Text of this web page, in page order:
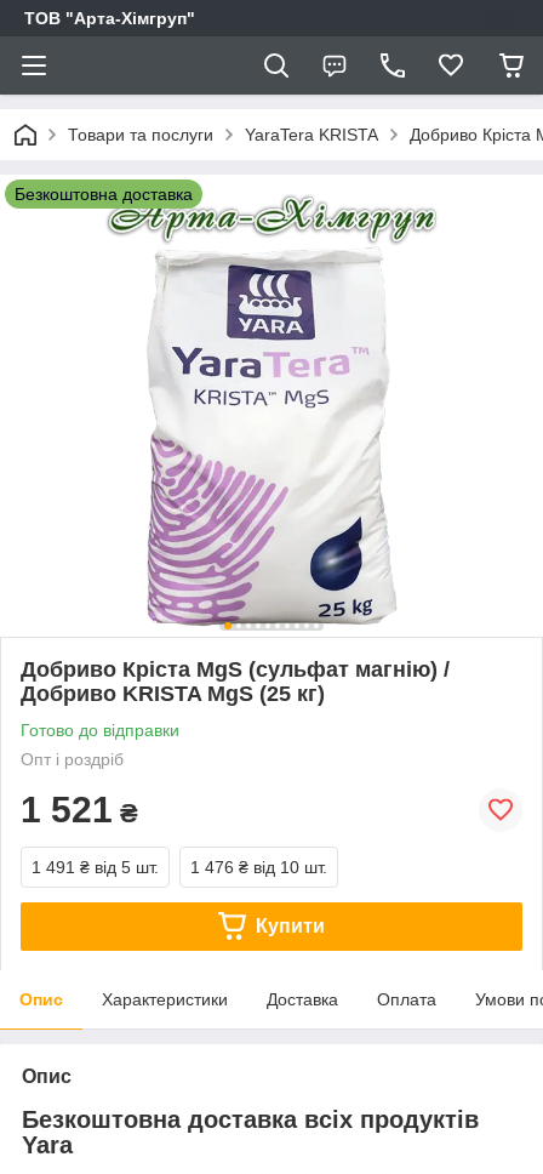
ТОВ "Арта-Хімгруп"
Товари та послуги YaraTera KRISTA Добриво Кріста
Безкоштовна доставка
Добриво Кріста MgS (сульфат магнію) /
Добриво KRISTA MgS (25 кг)
Готово до відправки
Опт і роздріб
1 521 ₴
1 491 ₴ від 5 шт. 1 476 ₴ від 10 шт.
Купити
Опис Характеристики Доставка Оплата Умови
Опис
Безкоштовна доставка всіх продуктів
Yara